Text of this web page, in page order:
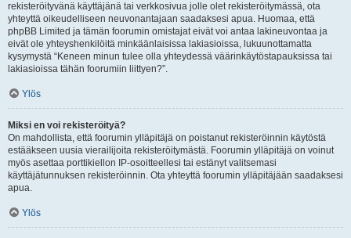
rekisteröityvänä käyttäjänä tai verkkosivua jolle olet rekisteröitymässä, ota
yhteyttä oikeudelliseen neuvonantajaan saadaksesi apua. Huomaa, että
phpBB Limited ja tämän foorumin omistajat eivät voi antaa lakineuvontaa ja
eivät ole yhteyshenkilöitä minkäänlaisissa lakiasioissa, lukuunottamatta
kysymystä “Keneen minun tulee olla yhteydessä väärinkäytöstapauksissa tai
lakiasioissa tähän foorumiin liittyen?”.
Ylös
Miksi en voi rekisteröityä?
On mahdollista, että foorumin ylläpitäjä on poistanut rekisteröinnin käytöstä
estääkseen uusia vierailijoita rekisteröitymästä. Foorumin ylläpitäjä on voinut
myös asettaa porttikiellon IP-osoitteellesi tai estänyt valitsemasi
käyttäjätunnuksen rekisteröinnin. Ota yhteyttä foorumin ylläpitäjään saadaksesi
apua.
Ylös